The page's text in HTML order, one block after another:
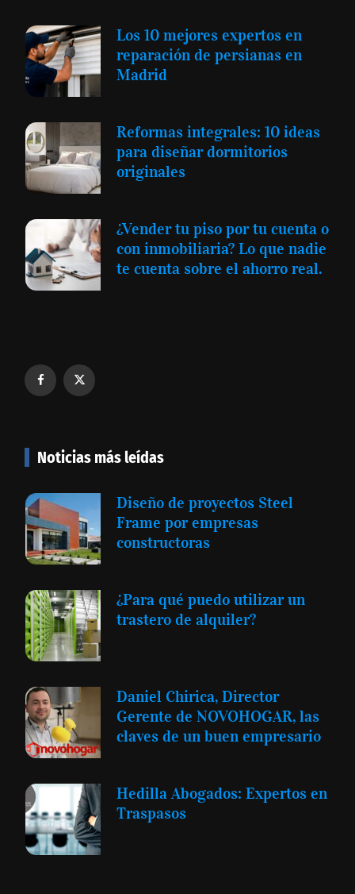
Los 10 mejores expertos en
reparación de persianas en
Madrid
Reformas integrales: 10 ideas
para diseñar dormitorios
originales
¿Vender tu piso por tu cuenta o
con inmobiliaria? Lo que nadie
te cuenta sobre el ahorro real.
Noticias más leídas
Diseño de proyectos Steel
Frame por empresas
constructoras
¿Para qué puedo utilizar un
trastero de alquiler?
Daniel Chirica, Director
Gerente de NOVOHOGAR, las
claves de un buen empresario
Hedilla Abogados: Expertos en
Traspasos